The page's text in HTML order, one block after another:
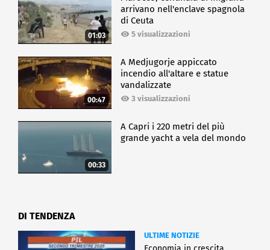
01:03
arrivano nell'enclave spagnola
di Ceuta
5 visualizzazioni
00:47
A Medjugorje appiccato
incendio all'altare e statue
vandalizzate
3 visualizzazioni
00:33
A Capri i 220 metri del più
grande yacht a vela del mondo
DI TENDENZA
ULTIME NOTIZIE